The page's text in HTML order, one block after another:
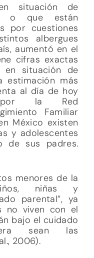
situación de
o que están
por cuestiones
albergues
aumentó en el
cifras exactas
en situación de
estimación más
al día de hoy
por la Red
Familiar
México existen
y adolescentes
de sus padres.
menores de la
niñas y
parental”, ya
no viven con el
bajo el cuidado
sean las
2006).